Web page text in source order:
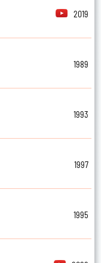
2019
1989
1993
1997
1995